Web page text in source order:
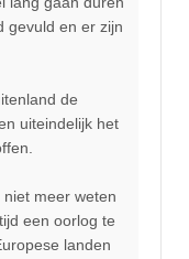
gevuld en er zijn
de
uiteindelijk het
meer weten
een oorlog te
landen